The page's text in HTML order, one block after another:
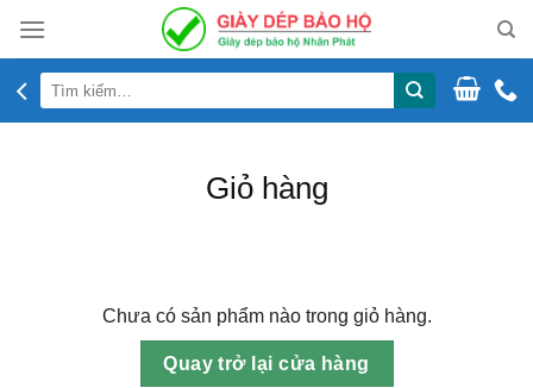
content
Tìm
kiếm:
Giỏ hàng
Chưa có sản phẩm nào trong giỏ hàng.
Quay trở lại cửa hàng